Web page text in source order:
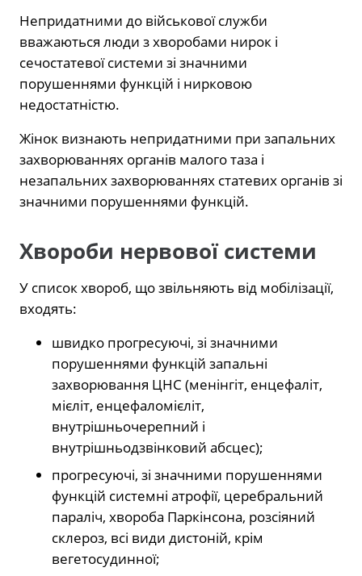
Непридатними до військової служби
вважаються люди з хворобами нирок і
сечостатевої системи зі значними
порушеннями функцій і нирковою
недостатністю.
Жінок визнають непридатними при запальних
захворюваннях органів малого таза і
незапальних захворюваннях статевих органів зі
значними порушеннями функцій.
Хвороби нервової системи
У список хвороб, що звільняють від мобілізації,
входять:
швидко прогресуючі, зі значними
порушеннями функцій запальні
захворювання ЦНС (менінгіт, енцефаліт,
мієліт, енцефаломієліт,
внутрішньочерепний і
внутрішньодзвінковий абсцес);
прогресуючі, зі значними порушеннями
функцій системні атрофії, церебральний
параліч, хвороба Паркінсона, розсіяний
склероз, всі види дистоній, крім
вегетосудинної;